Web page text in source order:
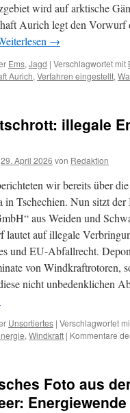
wird auf arktische
Aurich legt den Vorwurf
→
Ems, Jagd | Verschlagwortet mit
Aurich, Verfahren eingestellt,
iIlegale
29. April 2026 von Redaktion
wir bereits über
in Tschechien. Nun sitzt
aus Weiden und
lautet auf illegale
und EU-Abfallrecht.
von Windkraftrotoren,
nicht unbedenklichen
Unsortiertes | Verschlagwortet
, Windkraft | Kommentare
Foto aus